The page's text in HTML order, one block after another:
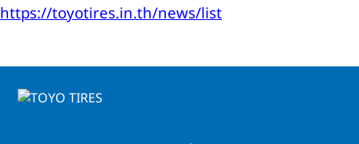
https://toyotires.in.th/news/list